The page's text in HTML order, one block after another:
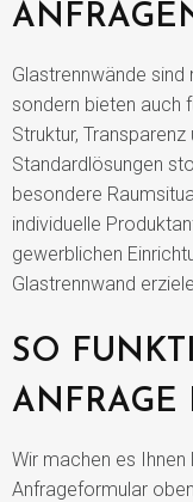
Glastrennwände sind
sondern bieten auch
Struktur,
Standardlösungen
besondere
individuelle
gewerblichen
Glastrennwand
SO
ANFRAGE
Wir machen es Ihnen
Anfrageformular